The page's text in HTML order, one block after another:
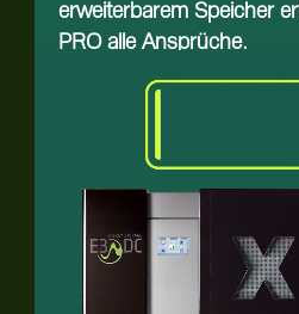
erweiterbarem Speicher
PRO alle Ansprüche.